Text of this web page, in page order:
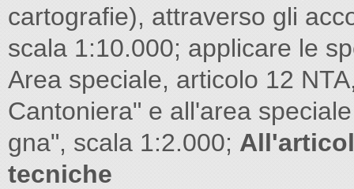
cartografie), attraverso gli
scala 1:10.000; applicare le
Area speciale, articolo 12
Cantoniera" e all'area
gna", scala 1:2.000;
tecniche